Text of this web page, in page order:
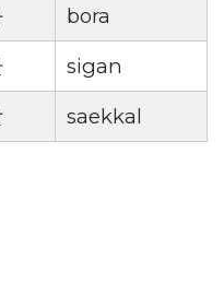
bora
sigan
saekkal